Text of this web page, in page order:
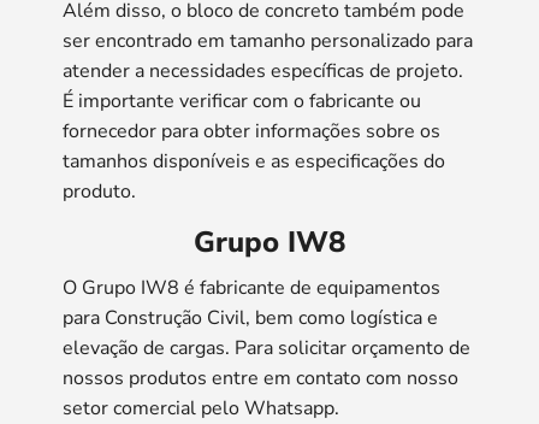
Além disso, o bloco de concreto também pode
ser encontrado em tamanho personalizado para
atender a necessidades específicas de projeto.
É importante verificar com o fabricante ou
fornecedor para obter informações sobre os
tamanhos disponíveis e as especificações do
produto.
Grupo IW8
O Grupo IW8 é fabricante de equipamentos
para Construção Civil, bem como logística e
elevação de cargas. Para solicitar orçamento de
nossos produtos entre em contato com nosso
setor comercial pelo Whatsapp.